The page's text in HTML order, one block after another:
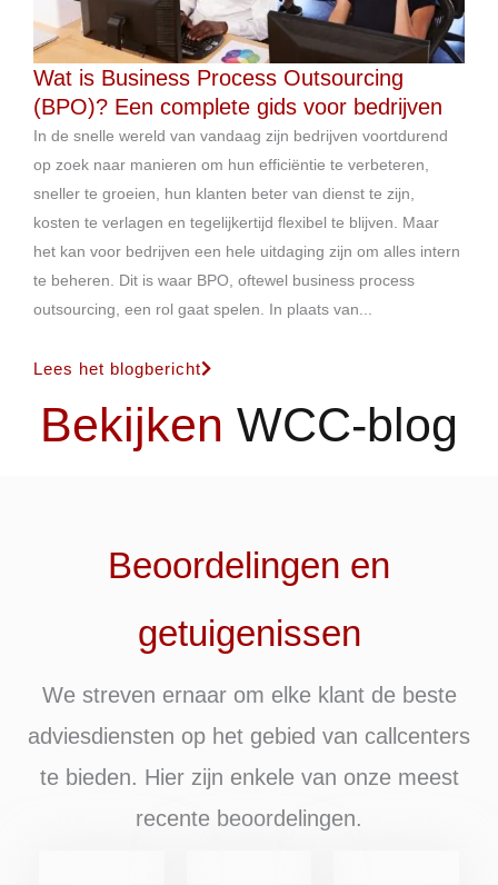
Wat is Business Process Outsourcing
(BPO)? Een complete gids voor bedrijven
In de snelle wereld van vandaag zijn bedrijven voortdurend
op zoek naar manieren om hun efficiëntie te verbeteren,
sneller te groeien, hun klanten beter van dienst te zijn,
kosten te verlagen en tegelijkertijd flexibel te blijven. Maar
het kan voor bedrijven een hele uitdaging zijn om alles intern
te beheren. Dit is waar BPO, oftewel business process
outsourcing, een rol gaat spelen. In plaats van...
Lees het blogbericht
Bekijken WCC-blog
Beoordelingen en
getuigenissen
We streven ernaar om elke klant de beste
adviesdiensten op het gebied van callcenters
te bieden. Hier zijn enkele van onze meest
recente beoordelingen.